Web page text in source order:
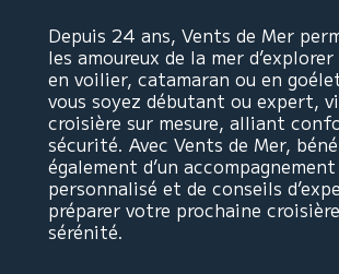
Depuis 24 ans, Vents de Mer
les amoureux de la mer
en voilier, catamaran ou en
vous soyez débutant ou expert,
croisière sur mesure, alliant
sécurité. Avec Vents de Mer,
également d’un accompagnement
personnalisé et de conseils
préparer votre prochaine
sérénité.